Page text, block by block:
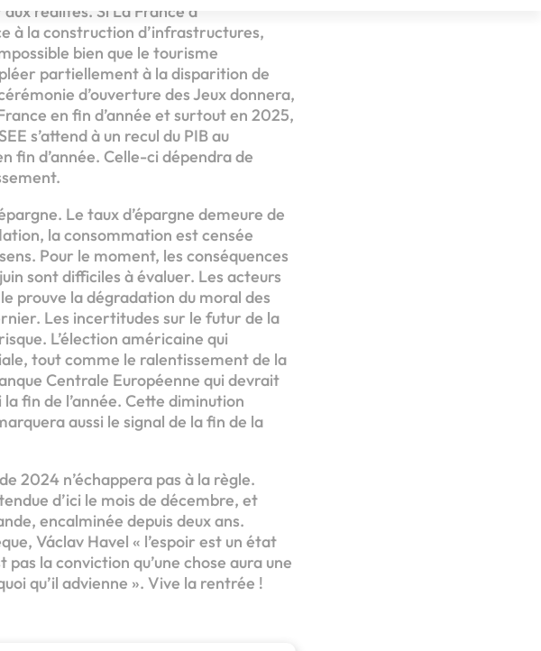
réalités. Si La France a
à la construction d’infrastructures,
bien que le tourisme
partiellement à la disparition de
d’ouverture des Jeux donnera,
en fin d’année et surtout en 2025,
s’attend à un recul du PIB au
fin d’année. Celle-ci dépendra de
Le taux d’épargne demeure de
la consommation est censée
Pour le moment, les conséquences
sont difficiles à évaluer. Les acteurs
prouve la dégradation du moral des
Les incertitudes sur le futur de la
L’élection américaine qui
tout comme le ralentissement de la
Centrale Européenne qui devrait
fin de l’année. Cette diminution
aussi le signal de la fin de la
2024 n’échappera pas à la règle.
d’ici le mois de décembre, et
encalminée depuis deux ans.
Václav Havel « l’espoir est un état
la conviction qu’une chose aura une
qu’il advienne ». Vive la rentrée !